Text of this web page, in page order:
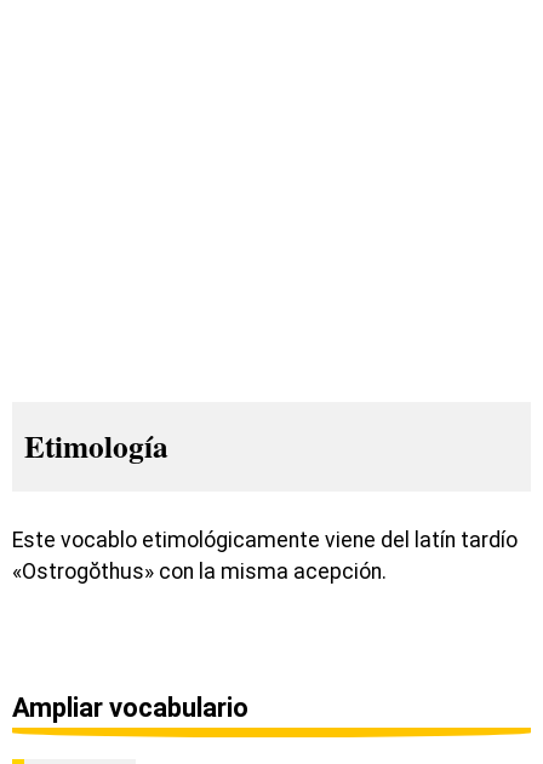
Etimología
Este vocablo etimológicamente viene del latín tardío
«Ostrogŏthus» con la misma acepción.
Ampliar vocabulario